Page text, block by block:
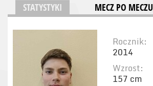
STATYSTYKI MECZ PO MECZU
Rocznik:
2014
Wzrost:
157 cm